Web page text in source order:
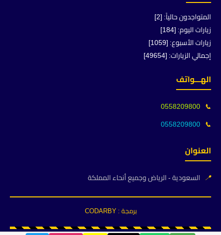
المتواجدون حالياً: [2]
زيارات اليوم: [184]
زيارات الأسبوع: [1059]
إجمالي الزيارات: [49654]
الهـــواتف
📞
0558209800
📞
0558209800
العنوان
📍 السعودية - الرياض وجميع أنحاء المملكة
برمجة : CODARBY